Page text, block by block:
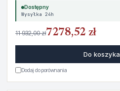
Dostępny
Wysyłka 24h
11 932,00 zł7278,52 zł
Do koszyka
Dodaj do porównania